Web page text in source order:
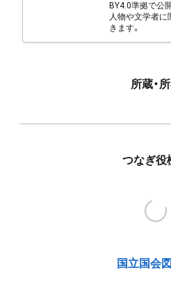
BY4.0準拠で公
人物や文学者
きます。
所蔵・
つなぎ役
国立国会